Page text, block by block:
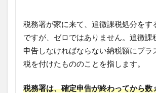
税務署が家に来て、追徴課税処分をす
ですが、ゼロではありません。追徴課
申告しなければならない納税額にプラ
税を付けたもののことを指します。
税務署は、確定申告が終わってから数